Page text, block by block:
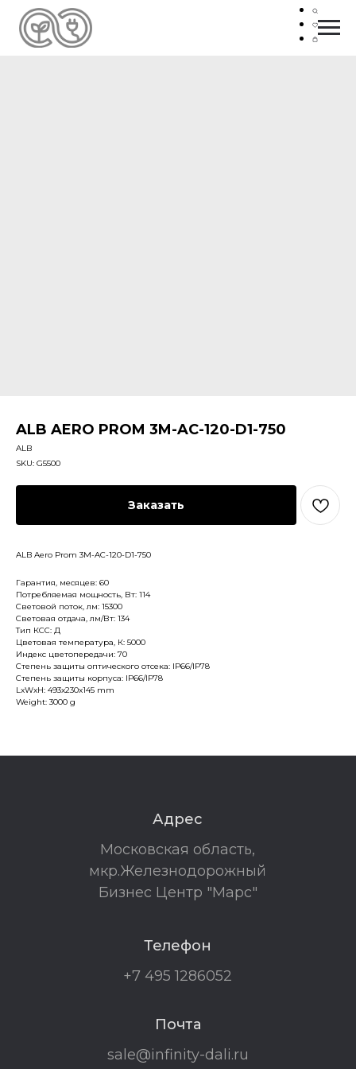
ALB AERO PROM 3M-AC-120-D1-750
ALB
SKU: G5500
Заказать
ALB Aero Prom 3M-AC-120-D1-750
Гарантия, месяцев: 60
Потребляемая мощность, Вт: 114
Световой поток, лм: 15300
Световая отдача, лм/Вт: 134
Тип КСС: Д
Цветовая температура, К: 5000
Индекс цветопередачи: 70
Степень защиты оптического отсека: IP66/IP78
Степень защиты корпуса: IP66/IP78
LxWxH: 493x230x145 mm
Weight: 3000 g
Адрес
Московская область,
мкр.Железнодорожный
Бизнес Центр "Марс"
Телефон
+7 495 1286052
Почта
sale@infinity-dali.ru